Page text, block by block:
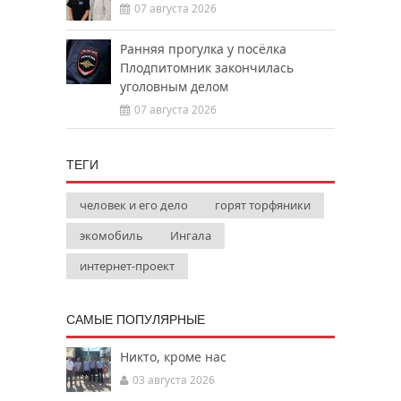
07 августа 2026
Ранняя прогулка у посёлка
Плодпитомник закончилась
уголовным делом
07 августа 2026
ТЕГИ
человек и его дело
горят торфяники
экомобиль
Ингала
интернет-проект
САМЫЕ ПОПУЛЯРНЫЕ
Никто, кроме нас
03 августа 2026